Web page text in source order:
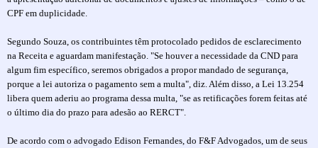
CPF em duplicidade.
Segundo Souza, os contribuintes têm protocolado pedidos de esclarecimento
na Receita e aguardam manifestação. "Se houver a necessidade da CND para
algum fim específico, seremos obrigados a propor mandado de segurança,
porque a lei autoriza o pagamento sem a multa", diz. Além disso, a Lei 13.254
libera quem aderiu ao programa dessa multa, "se as retificações forem feitas até
o último dia do prazo para adesão ao RERCT".
De acordo com o advogado Edison Fernandes, do F&F Advogados, um de seus